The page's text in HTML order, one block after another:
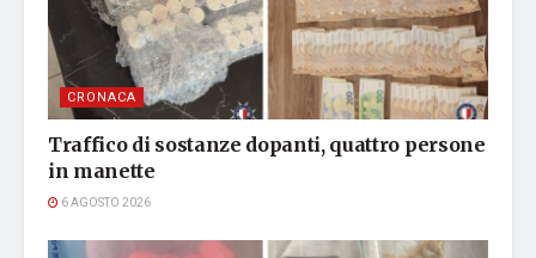
CRONACA
Traffico di sostanze dopanti, quattro persone
in manette
6 AGOSTO 2026